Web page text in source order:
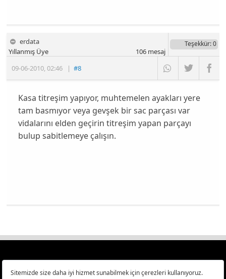
erdata
09-06-2010,02:46 |#8
Yıllanmış Üye
Teşekkür: 0
106mesaj
Kasa titreşim yapıyor, muhtemelen ayakları yere
tam basmıyor veya gevşek bir sac parçası var
vidalarını elden geçirin titreşim yapan parçayı
bulup sabitlemeye çalışın.
Türkiye